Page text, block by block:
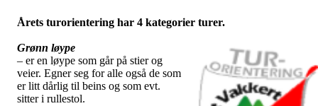
Årets turorientering har 4 kategorier turer.
Grønn løype
– er en løype som går på stier og
veier. Egner seg for alle også de som
er litt dårlig til beins og som evt.
sitter i rullestol.